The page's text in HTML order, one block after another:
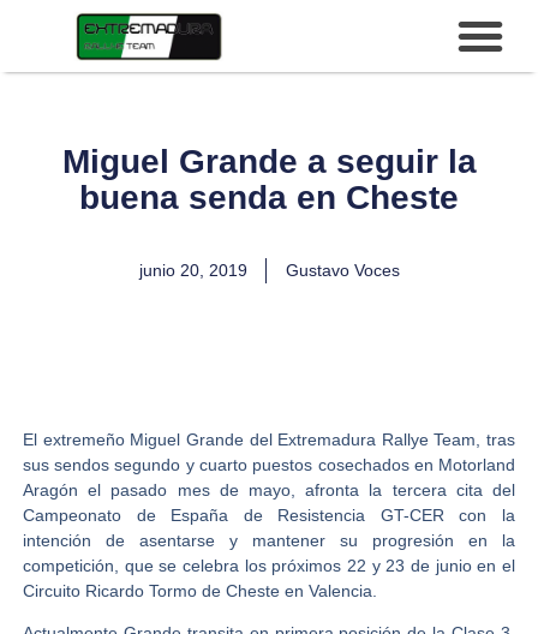
Miguel Grande a seguir la
buena senda en Cheste
junio 20, 2019 Gustavo Voces
El extremeñoMiguel GrandedelExtremadura Rallye Team,tras
sus sendos segundo y cuarto puestos cosechados en Motorland
Aragón el pasado mes de mayo, afronta la tercera cita del
Campeonato de España de Resistencia GT-CER con la
intención de asentarse y mantener su progresión en la
competición, que se celebra los próximos 22 y 23 de junio en el
Circuito Ricardo Tormo de Chesteen Valencia.